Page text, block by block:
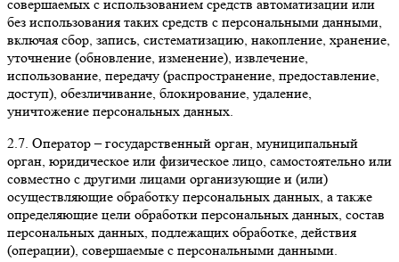
совершаемых с использованием средств автоматизации или
без использования таких средств с персональными данными,
включая сбор, запись, систематизацию, накопление, хранение,
уточнение (обновление, изменение), извлечение,
использование, передачу (распространение, предоставление,
доступ), обезличивание, блокирование, удаление,
уничтожение персональных данных.
2.7. Оператор– государственный орган, муниципальный
орган, юридическое или физическое лицо, самостоятельно или
совместно с другими лицами организующие и (или)
осуществляющие обработку персональных данных, а также
определяющие цели обработки персональных данных, состав
персональных данных, подлежащих обработке, действия
(операции), совершаемые с персональными данными.